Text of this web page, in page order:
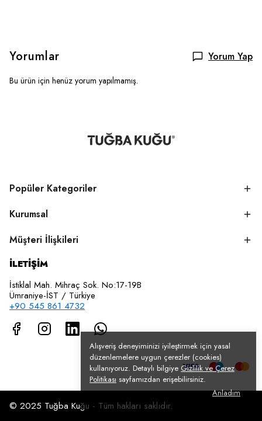
Alışveriş deneyiminizi iyileştirmek için yasal
düzenlemelere uygun çerezler (cookies)
kullanıyoruz. Detaylı bilgiye Gizlilik ve Çerez
Politikası sayfamızdan erişebilirsiniz.
Anladım
Yorumlar Yorum Yap
Bu ürün için henüz yorum yapılmamış.
Popüler Kategoriler
Kurumsal
Müşteri İlişkileri
İLETİŞİM
İstiklal Mah. Mihraç Sok. No:17-19B
Ümraniye-İST / Türkiye
+90 545 861 4732
© 2025 Tuğba Kuğu - Tüm hakları saklıdır.